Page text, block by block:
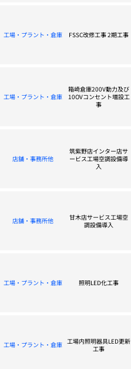
工場・プラント・倉庫 FSSC改修工事 2期工事
工場・プラント・倉庫
箱崎倉庫200V動力及び
10OVコンセント増設工
事
店舗・事務所他
筑紫野店インター店サ
ービス工場空調設備導
入
店舗・事務所他
甘木店サービス工場空
調設備導入
工場・プラント・倉庫 照明LED化工事
工場・プラント・倉庫 工場内照明器具LED更新
工事